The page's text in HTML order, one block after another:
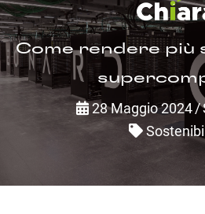
Come rendere più
28 Maggio 2024/